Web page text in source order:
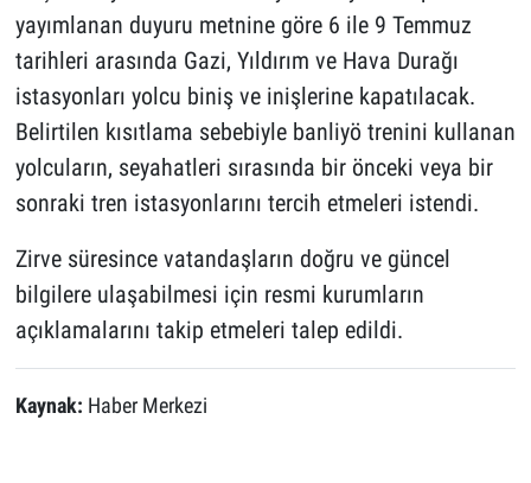
yayımlanan duyuru metnine göre 6 ile 9 Temmuz
tarihleri arasında Gazi, Yıldırım ve Hava Durağı
istasyonları yolcu biniş ve inişlerine kapatılacak.
Belirtilen kısıtlama sebebiyle banliyö trenini kullanan
yolcuların, seyahatleri sırasında bir önceki veya bir
sonraki tren istasyonlarını tercih etmeleri istendi.
Zirve süresince vatandaşların doğru ve güncel
bilgilere ulaşabilmesi için resmi kurumların
açıklamalarını takip etmeleri talep edildi.
Kaynak: Haber Merkezi